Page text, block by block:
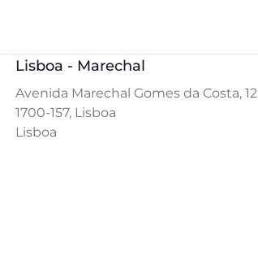
Lisboa - Marechal
Avenida Marechal Gomes da Costa, 12
1700-157, Lisboa
Lisboa